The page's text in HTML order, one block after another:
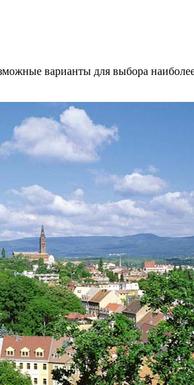
варианты для выбора